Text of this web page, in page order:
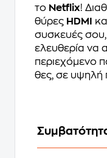
το Netflix!
θύρες HDMI
συσκευές σου,
ελευθερία να
περιεχόμενο
θες, σε υψηλή